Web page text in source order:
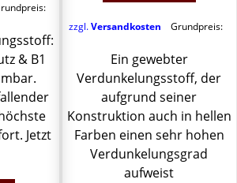
& B1
Jetzt
zzgl.Versandkosten Grundpreis:
Ein gewebter
Verdunkelungsstoff, der
aufgrund seiner
Konstruktion auch in hellen
Farben einen sehr hohen
Verdunkelungsgrad
aufweist